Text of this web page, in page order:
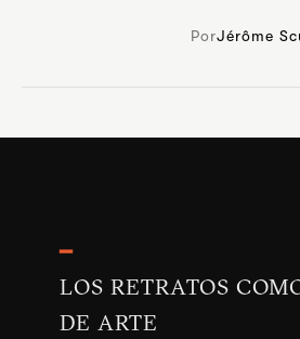
PorJérôme
━
LOS RETRATOS
DE ARTE